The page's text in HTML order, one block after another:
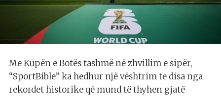
Me Kupën e Botës tashmë në zhvillim e sipër,
“SportBible” ka hedhur një vështrim te disa nga
rekordet historike që mund të thyhen gjatë